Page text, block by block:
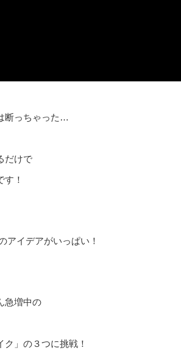
断っちゃった…
だけで
！
アイデアがいっぱい！
急増中の
」の３つに挑戦！